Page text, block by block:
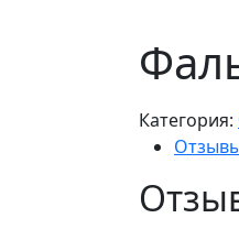
Категория: